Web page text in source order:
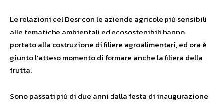
Le relazioni del Desr con le aziende agricole più sensibili
alle tematiche ambientali ed ecosostenibili hanno
portato alla costruzione di filiere agroalimentari, ed ora è
giunto l’atteso momento di formare anche la filiera della
frutta.
Sono passati più di due anni dalla festa di inaugurazione